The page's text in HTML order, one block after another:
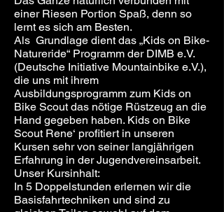
einer Riesen Portion Spaß, denn so
lernt es sich am Besten.
Als Grundlage dient das „Kids on Bike-
Natureride“ Programm der DIMB e.V.
(Deutsche Initiative Mountainbike e.V.),
die uns mit ihrem
Ausbildungsprogramm zum Kids on
Bike Scout das nötige Rüstzeug an die
Hand gegeben haben. Kids on Bike
Scout Rene‘ profitiert in unseren
Kursen sehr von seiner langjährigen
Erfahrung in der Jugendvereinsarbeit.
Unser Kursinhalt:
In 5 Doppelstunden erlernen wir die
Basisfahrtechniken und sind zu